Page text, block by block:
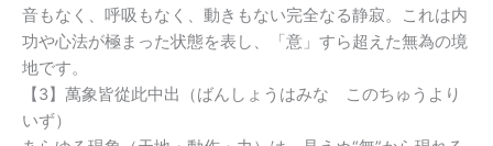
音もなく、呼吸もなく、動きもない完全なる静寂。これは内
功や心法が極まった状態を表し、「意」すら超えた無為の境
地です。
【3】萬象皆從此中出（ばんしょうはみな このちゅうより
いず）